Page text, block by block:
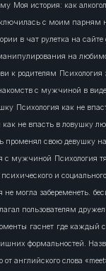
Моя история: как
с моим парням
в чат рулетка на сайте
на
к родителям Психология
с мужчиной в
Психология как не
как не впасть в ловушку
променял свою девушку
с мужчиной Психология
и
не могла забеременеть.
пользователям
гаснет где каждый
формальностей.
от английского слова